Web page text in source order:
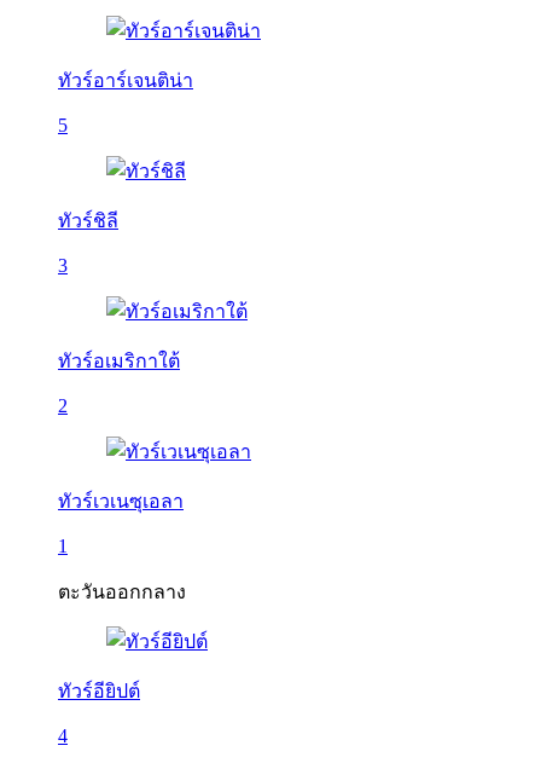
ทัวร์อาร์เจนติน่า
5
ทัวร์ชิลี
3
ทัวร์อเมริกาใต้
2
ทัวร์เวเนซุเอลา
1
ตะวันออกกลาง
ทัวร์อียิปต์
4